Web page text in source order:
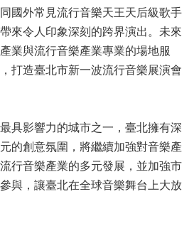
國外常見流行音樂天王天后級歌手
來令人印象深刻的跨界演出。未來
業與流行音樂產業專業的場地服
打造臺北市新一波流行音樂展演會
具影響力的城市之一，臺北擁有深
的創意氛圍，將繼續加強對音樂產
行音樂產業的多元發展，並加強市
與，讓臺北在全球音樂舞台上大放